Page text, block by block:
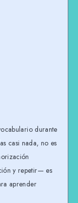
durante
casi nada, no es
y repetir— es
aprender